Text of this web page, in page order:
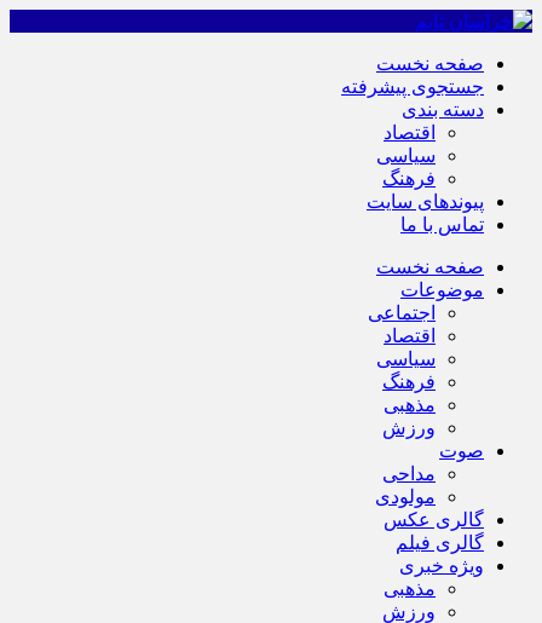
صفحه نخست
جستجوی پیشرفته
دسته بندی
اقتصاد
سیاسی
فرهنگ
پیوندهای سایت
تماس با ما
صفحه نخست
موضوعات
اجتماعی
اقتصاد
سیاسی
فرهنگ
مذهبی
ورزش
صوت
مداحی
مولودی
گالری عکس
گالری فیلم
ویژه خبری
مذهبی
ورزش